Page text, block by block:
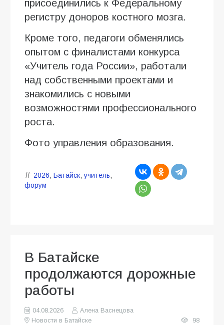
присоединились к Федеральному
регистру доноров костного мозга.
Кроме того, педагоги обменялись
опытом с финалистами конкурса
«Учитель года России», работали
над собственными проектами и
знакомились с новыми
возможностями профессионального
роста.
Фото управления образования.
2026, Батайск,учитель,
форум
В Батайске
продолжаются дорожные
работы
04.08.2026
Алена Васнецова
Новости в Батайске
98